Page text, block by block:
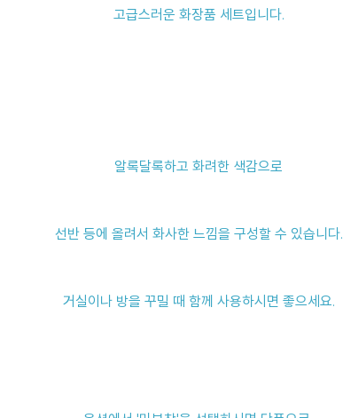
고급스러운 화장품 세트입니다.
알록달록하고 화려한 색감으로
선반 등에 올려서 화사한 느낌을 구성할 수 있습니다.
거실이나 방을 꾸밀 때 함께 사용하시면 좋으세요.